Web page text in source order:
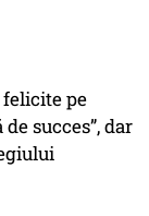
pe
succes”, dar